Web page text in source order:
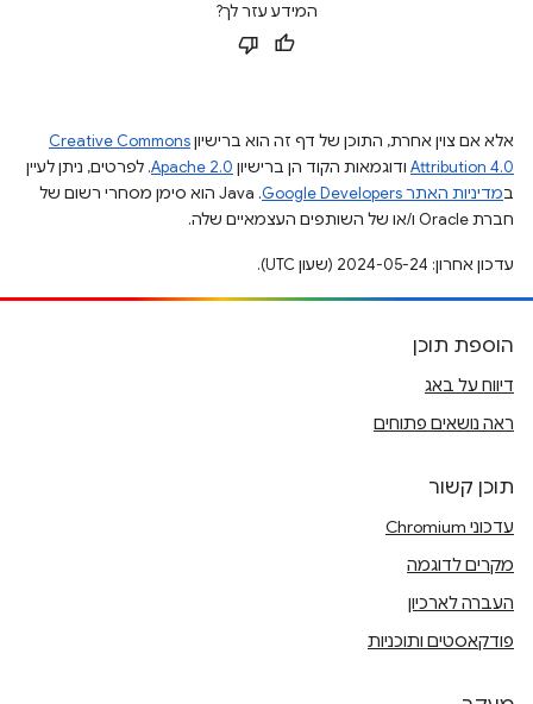
המידע עזר לך?
אלא אם צוין אחרת, התוכן של דף זה הוא ברישיוןCreative Commons
Attribution 4.0 ודוגמאות הקוד הן ברישיון Apache 2.0. לפרטים, ניתן לעיין
במדיניות האתר Google Developers‏
.‏ Java הוא סימן מסחרי רשום של
חברת Oracle ו/או של השותפים העצמאיים שלה.
עדכון אחרון: 2024-05-24 (שעון UTC).
הוספת תוכן
דיווח על באג
ראה נושאים פתוחים
תוכן קשור
עדכוני Chromium
מקרים לדוגמה
העברה לארכיון
פודקאסטים ותוכניות